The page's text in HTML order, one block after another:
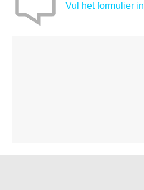
Vul het formulier in